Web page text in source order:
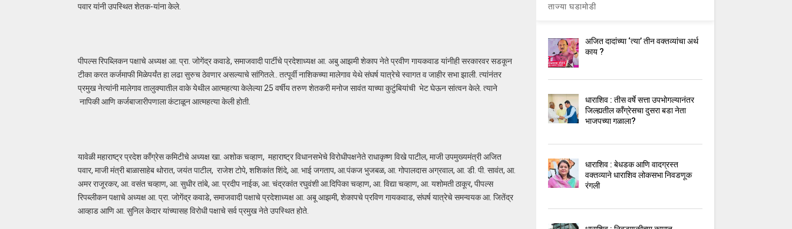
पवार यांनी उपस्थित शेतक-यांना केले.
पीपल्स रिपब्लिकन पक्षाचे अध्यक्ष आ. प्रा. जोगेंद्र कवाडे, समाजवादी पार्टीचे प्रदेशाध्यक्ष आ. अबु आझमी शेकाप नेते प्रवीण गायकवाड यांनीही सरकारवर सडकून
टीका करत कर्जमाफी मिळेपर्यंत हा लढा सुरुच ठेवणार असल्याचे सांगितले.. तत्पूर्वी नाशिकच्या मालेगाव येथे संघर्ष यात्रेचे स्वागत व जाहीर सभा झाली. त्यांनंतर
प्रमुख नेत्यांनी मालेगाव तालुक्यातील वाके येथील आत्महत्या केलेल्या 25 वर्षीय तरुण शेतकरी मनोज सावंत याच्या कुटुंबियांची भेट घेऊन सांत्वन केले. त्याने
नापिकी आणि कर्जबाजारीपणाला कंटाळून आत्महत्या केली होती.
यावेळी महाराष्ट्र प्रदेश काँग्रेस कमिटीचे अध्यक्ष खा. अशोक चव्हाण, महाराष्ट्र विधानसभेचे विरोधीपक्षनेते राधाकृष्ण विखे पाटील, माजी उपमुख्यमंत्री अजित
पवार, माजी मंत्री बाळासाहेब थोरात, जयंत पाटील, राजेश टोपे, शशिकांत शिंदे, आ. भाई जगताप, आ.पंकज भुजबळ, आ. गोपालदास अग्रवाल, आ. डी. पी. सावंत, आ.
अमर राजूरकर, आ. वसंत चव्हाण, आ. सुधीर तांबे, आ. प्रदीप नाईक, आ. चंद्रकांत रघुवंशी आ.दिपिका चव्हाण, आ. विद्या चव्हाण, आ. यशोमती ठाकूर, पीपल्स
रिपब्लीकन पक्षाचे अध्यक्ष आ. प्रा. जोगेंद्र कवाडे, समाजवादी पक्षाचे प्रदेशाध्यक्ष आ. अबू आझमी, शेकापचे प्रविण गायकवाड, संघर्ष यात्रेचे समन्वयक आ. जितेंद्र
आव्हाड आणि आ. सुनिल केदार यांच्यासह विरोधी पक्षाचे सर्व प्रमुख नेते उपस्थित होते.
ताज्या घडामोडी
अजित दादांच्या ‘त्या’ तीन वक्तव्यांचा अर्थ
काय ?
धाराशिव : तीस वर्षे सत्ता उपभोगल्यानंतर
जिल्ह्यतील कॉंग्रेसचा दुसरा बडा नेता
भाजपच्या गळाला?
धाराशिव : बेधडक आणि वादग्रस्त
वक्तव्याने धाराशिव लोकसभा निवडणूक
रंगली